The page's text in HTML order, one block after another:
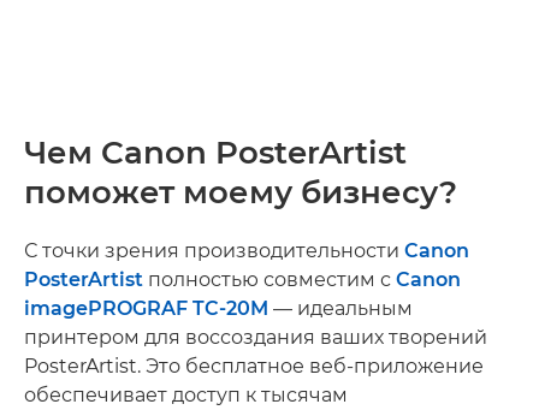
Чем Canon PosterArtist
поможет моему бизнесу?
С точки зрения производительности Canon
PosterArtist полностью совместим с Canon
imagePROGRAF TC-20M — идеальным
принтером для воссоздания ваших творений
PosterArtist. Это бесплатное веб-приложение
обеспечивает доступ к тысячам